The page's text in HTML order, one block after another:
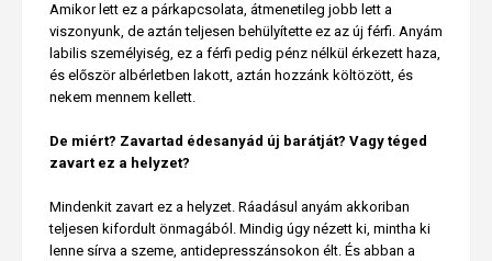
Amikor lett ez a párkapcsolata, átmenetileg jobb lett a
viszonyunk, de aztán teljesen behülyítette ez az új férfi. Anyám
labilis személyiség, ez a férfi pedig pénz nélkül érkezett haza,
és először albérletben lakott, aztán hozzánk költözött, és
nekem mennem kellett.
De miért? Zavartad édesanyád új barátját? Vagy téged
zavart ez a helyzet?
Mindenkit zavart ez a helyzet. Ráadásul anyám akkoriban
teljesen kifordult önmagából. Mindig úgy nézett ki, mintha ki
lenne sírva a szeme, antidepresszánsokon élt. És abban a